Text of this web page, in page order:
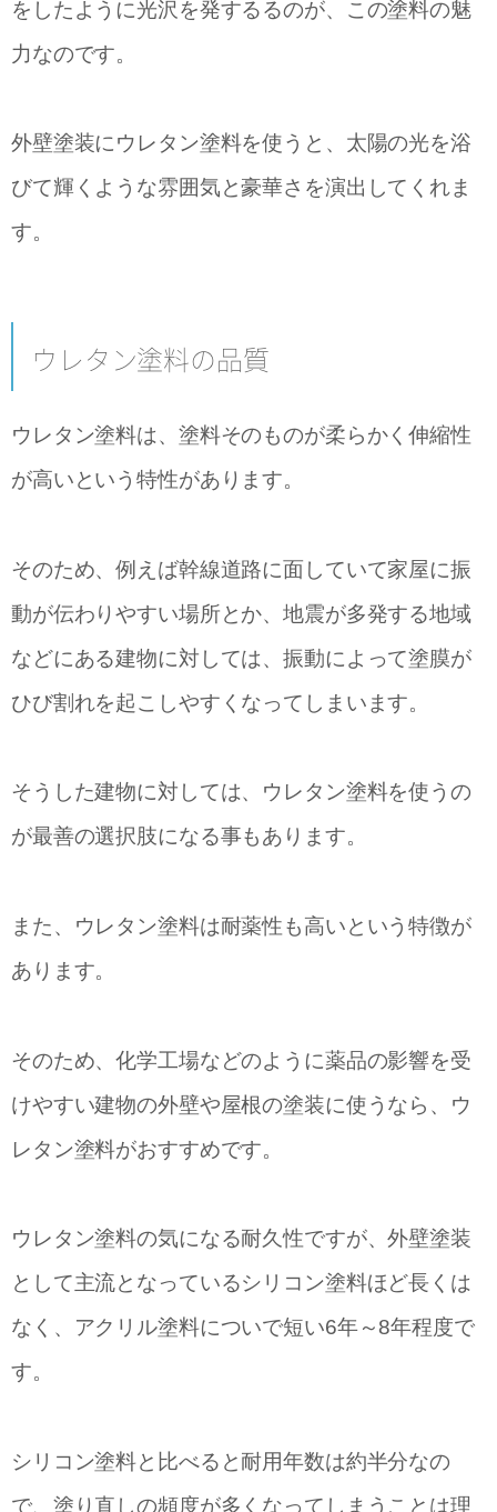
をしたように光沢を発するるのが、この塗料の魅
力なのです。
外壁塗装にウレタン塗料を使うと、太陽の光を浴
びて輝くような雰囲気と豪華さを演出してくれま
す。
ウレタン塗料の品質
ウレタン塗料は、塗料そのものが柔らかく伸縮性
が高いという特性があります。
そのため、例えば幹線道路に面していて家屋に振
動が伝わりやすい場所とか、地震が多発する地域
などにある建物に対しては、振動によって塗膜が
ひび割れを起こしやすくなってしまいます。
そうした建物に対しては、ウレタン塗料を使うの
が最善の選択肢になる事もあります。
また、ウレタン塗料は耐薬性も高いという特徴が
あります。
そのため、化学工場などのように薬品の影響を受
けやすい建物の外壁や屋根の塗装に使うなら、ウ
レタン塗料がおすすめです。
ウレタン塗料の気になる耐久性ですが、外壁塗装
として主流となっているシリコン塗料ほど長くは
なく、アクリル塗料についで短い6年～8年程度で
す。
シリコン塗料と比べると耐用年数は約半分なの
で、塗り直しの頻度が多くなってしまうことは理